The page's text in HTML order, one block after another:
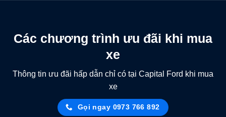
Các chương trình ưu đãi khi mua
xe
Thông tin ưu đãi hấp dẫn chỉ có tại Capital Ford khi mua
xe
Gọi ngay 0973 766 892